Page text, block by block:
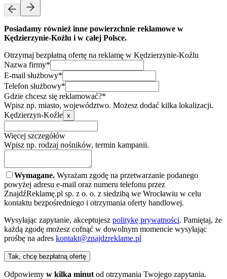
Posiadamy również inne powierzchnie reklamowe w
Kędzierzynie-Koźlu i w całej Polsce.
Otrzymaj bezpłatną ofertę na reklamę w Kędzierzynie-Koźlu
Nazwa firmy*
E-mail służbowy*
Telefon służbowy*
Gdzie chcesz się reklamować?*
Wpisz np. miasto, województwo. Możesz dodać kilka lokalizacji.
Kędzierzyn-Koźle x
Więcej szczegółów
Wpisz np. rodzaj nośników, termin kampanii.
Wymagane. Wyrażam zgodę na przetwarzanie podanego
powyżej adresu e-mail oraz numeru telefonu przez
ZnajdźReklamę.pl sp. z o. o. z siedzibą we Wrocławiu w celu
kontaktu bezpośredniego i otrzymania oferty handlowej.
Wysyłając zapytanie, akceptujesz politykę prywatności. Pamiętaj, że
każdą zgodę możesz cofnąć w dowolnym momencie wysyłając
prośbę na adres kontakt@znajdzreklame.pl
Tak, chcę bezpłatną ofertę
Odpowiemy w kilka minut od otrzymania Twojego zapytania.